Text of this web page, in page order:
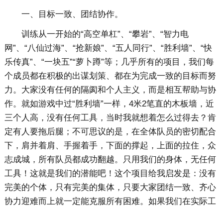
一、目标一致、团结协作。
训练从一开始的“高空单杠”、“攀岩”、“智力电
网”、“八仙过海”、“抢新娘”、“五人同行”、“胜利墙”、“快
乐传真”、“一块五”“萝卜蹲”等；几乎所有的项目，我们每
个成员都在积极的出谋划策、都在为完成一致的目标而努
力。大家没有任何的隔阂和个人主义，而是相互帮助与协
作。就如游戏中过“胜利墙”一样，4米2笔直的木板墙，近
三个人高，没有任何工具，当时我就想着怎么过得去？肯
定有人要拖后腿；不可思议的是，在全体队员的密切配合
下，肩并着肩、手握着手，下面的撑起，上面的拉住，众
志成城，所有队员都成功翻越。只用我们的身体，无任何
工具！这就是我们的潜能吧！这个项目给我启发是：没有
完美的个体，只有完美的集体，只要大家团结一致、齐心
协力迎难而上就一定能克服所有困难。如果我们在实际工